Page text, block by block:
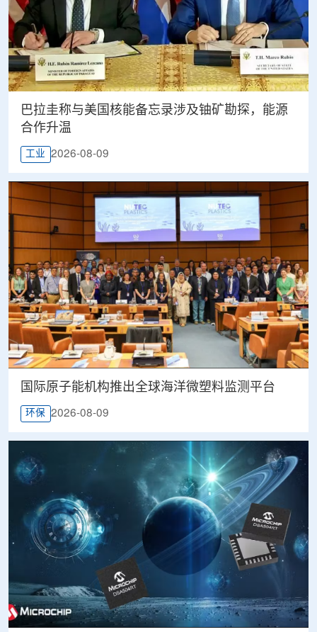
巴拉圭称与美国核能备忘录涉及铀矿勘探，能源
合作升温
工业 2026-08-09
国际原子能机构推出全球海洋微塑料监测平台
环保 2026-08-09